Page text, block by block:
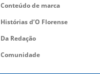
Conteúdo de marca
Histórias d’O Florense
Da Redação
Comunidade